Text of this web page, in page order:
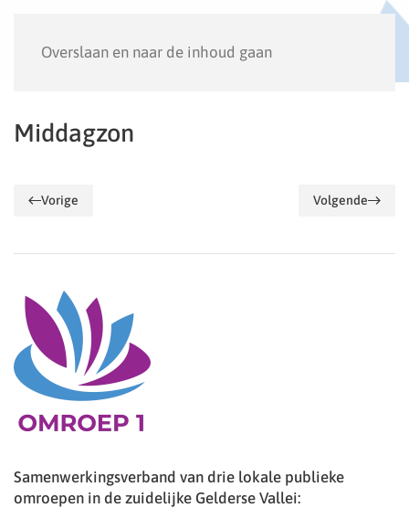
Overslaan en naar de inhoud gaan
Middagzon
Vorige Volgende
Samenwerkingsverband van drie lokale publieke
omroepen in de zuidelijke Gelderse Vallei: